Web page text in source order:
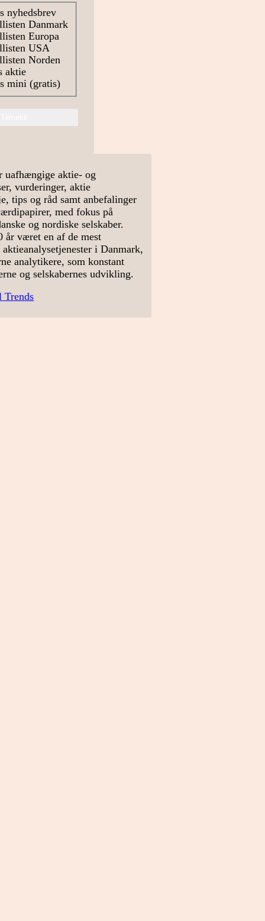
nyhedsbrev
Danmark
Europa
USA
Norden
aktie
mini (gratis)
uafhængige aktie- og
vurderinger, aktie
tips og råd samt anbefalinger
med fokus på
og nordiske selskaber.
år været en af de mest
aktieanalysetjenester i Danmark,
analytikere, som konstant
og selskabernes udvikling.
Trends